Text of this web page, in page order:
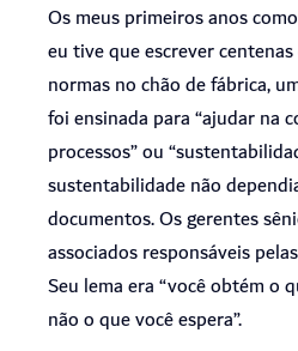
Os meus primeiros anos
eu tive que escrever
normas no chão de fábrica,
foi ensinada para “ajudar na
processos” ou
sustentabilidade não
documentos. Os gerentes
associados responsáveis
Seu lema era “você obtém o
não o que você espera”.